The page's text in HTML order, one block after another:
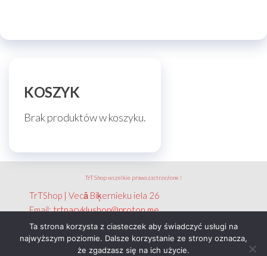
KOSZYK
Brak produktów w koszyku.
TrT Shop wszelkie prawa zastrzeżone !
TrTShop | Vecā Biķernieku iela 26
Email:trtnacyklushop@proton.me
NIP: 351 788 2656
Ta strona korzysta z ciasteczek aby świadczyć usługi na
najwyższym poziomie. Dalsze korzystanie ze strony oznacza,
że zgadzasz się na ich użycie.